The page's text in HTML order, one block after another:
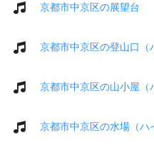
京都市中京区の展望台
京都市中京区の登山口（
京都市中京区の山小屋（
京都市中京区の水場（ハ